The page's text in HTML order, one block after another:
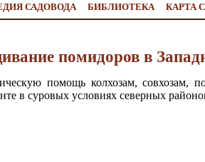
САДОВОДА БИБЛИОТЕКА КАРТА
помидоров в
помощь колхозам, совхозам,
в суровых условиях северных